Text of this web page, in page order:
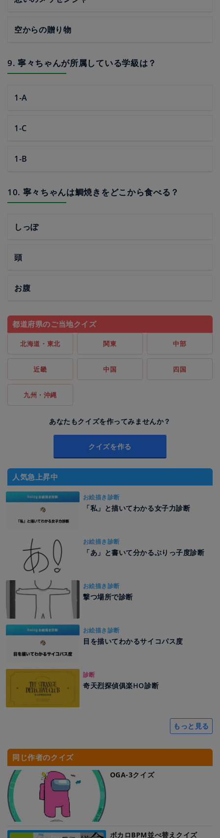
空からの贈り物
9. 寧々ちゃんが所属している学級は？
1-A
1-C
1-B
10. 寧々ちゃんは鯛焼きをどこから食べる？
しっぽ
頭
お腹
都道府県のご当地クイズ
北海道・東北 関東 中部
近畿 中国 四国
九州・沖縄
あなたもクイズを作ってみませんか？
クイズを作る
人気急上昇中
お絵描き診断
「私」と描いてわかる女子力診断
お絵描き診断
「あ」と書いて分かるぶりっ子度診断
お絵描き診断
撃つ場所で診断
お絵描き診断
目を描いてわかるサイコパス度
診断
奇天烈探偵俱楽HO診断
もっと見る
同じ作者のクイズ
OGA-3クイズ
ボカロBPM並べ替えクイズ